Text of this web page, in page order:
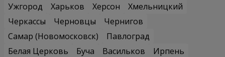
Ужгород
Харьков Херсон
Хмельницкий
Черкассы
Черновцы
Чернигов
Самар (Новомосковск)
Павлоград
Белая Церковь
Буча Васильков
Ирпень